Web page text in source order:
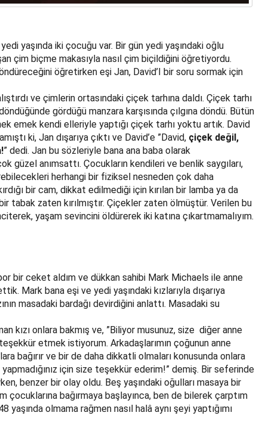
yaşında iki çocuğu var. Bir gün yedi yaşındaki oğlu
çim biçme makasıyla nasıl çim biçildiğini öğretiyordu.
öğretirken eşi Jan, David’I bir soru sormak için
ve çimlerin ortasındaki çiçek tarhına daldı. Çiçek tarhı
gördüğü manzara karşısında çılgına döndü. Bütün
emek kendi elleriyle yaptığı çiçek tarhı yoktu artık. David
ki, Jan dışarıya çıktı ve David’e ”David, çiçek değil,
” dedi. Jan bu sözleriyle bana ana baba olarak
güzel anımsattı. Çocukların kendileri ve benlik saygıları,
herhangi bir fiziksel nesneden çok daha
bir cam, dikkat edilmediği için kırılan bir lamba ya da
tabak zaten kırılmıştır. Çiçekler zaten ölmüştür. Verilen bu
yaşam sevincini öldürerek iki katına çıkartmamalıyım.
bir ceket aldım ve dükkan sahibi Mark Michaels ile anne
Mark bana eşi ve yedi yaşındaki kızlarıyla dışarıya
masadaki bardağı devirdiğini anlattı. Masadaki su
kızı onlara bakmış ve, ”Biliyor musunuz, size diğer anne
etmek istiyorum. Arkadaşlarımın çoğunun anne
bağırır ve bir de daha dikkatli olmaları konusunda onlara
için size teşekkür ederim!” demiş. Bir seferinde
benzer bir olay oldu. Beş yaşındaki oğulları masaya bir
çocuklarına bağırmaya başlayınca, ben de bilerek çarptım
yaşında olmama rağmen nasıl halâ aynı şeyi yaptığımı